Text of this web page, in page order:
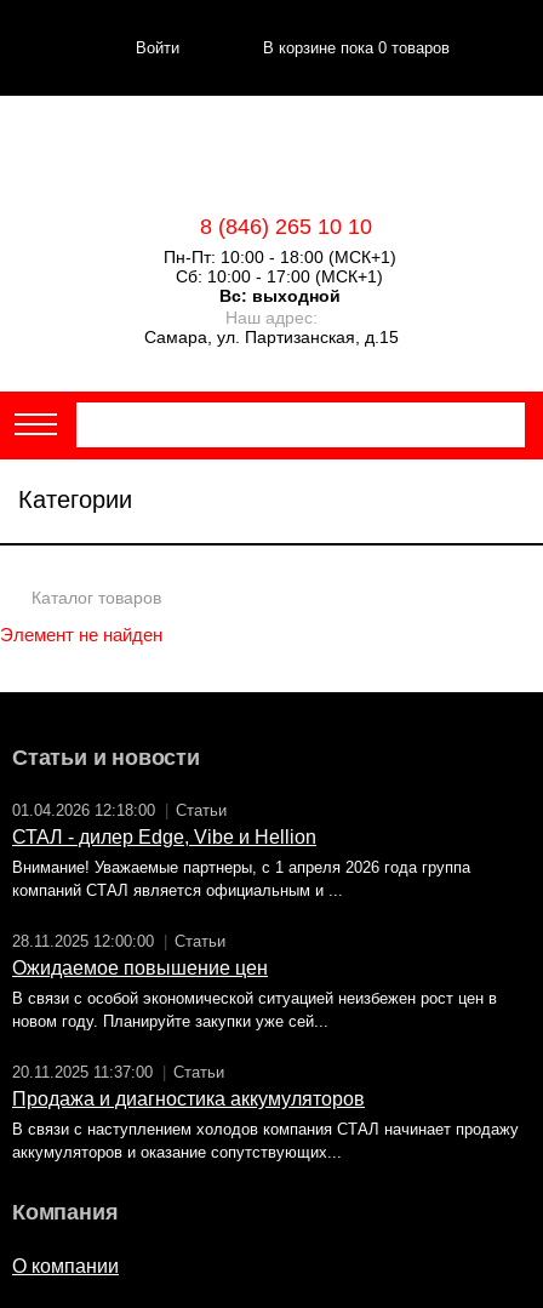
Войти В корзине пока 0товаров
8 (846) 265 10 10
Пн-Пт: 10:00 - 18:00 (МСК+1)
Сб: 10:00 - 17:00 (МСК+1)
Вс: выходной
Наш адрес:
Самара, ул. Партизанская, д.15
Категории
Каталог товаров
Элемент не найден
Статьи и новости
01.04.2026 12:18:00 Статьи
СТАЛ - дилер Edge, Vibe и Hellion
Внимание! Уважаемые партнеры, с 1 апреля 2026 года группа
компаний СТАЛ является официальным и ...
28.11.2025 12:00:00 Статьи
Ожидаемое повышение цен
В связи с особой экономической ситуацией неизбежен рост цен в
новом году. Планируйте закупки уже сей...
20.11.2025 11:37:00 Статьи
Продажа и диагностика аккумуляторов
В связи с наступлением холодов компания СТАЛ начинает продажу
аккумуляторов и оказание сопутствующих...
Компания
О компании